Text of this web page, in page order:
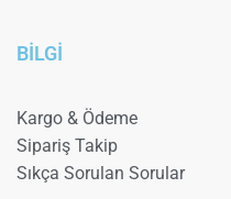
BİLGİ
Kargo & Ödeme
Sipariş Takip
Sıkça Sorulan Sorular